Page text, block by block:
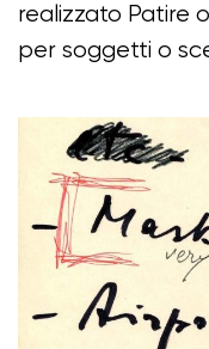
realizzato Patire
per soggetti o